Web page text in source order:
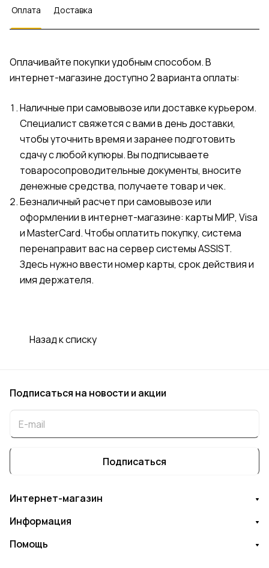
Оплата Доставка
Оплачивайте покупки удобным способом. В
интернет-магазине доступно 2 варианта оплаты:
Наличные при самовывозе или доставке курьером.
Специалист свяжется с вами в день доставки,
чтобы уточнить время и заранее подготовить
сдачу с любой купюры. Вы подписываете
товаросопроводительные документы, вносите
денежные средства, получаете товар и чек.
Безналичный расчет при самовывозе или
оформлении в интернет-магазине: карты МИР, Visa
и MasterCard. Чтобы оплатить покупку, система
перенаправит вас на сервер системы ASSIST.
Здесь нужно ввести номер карты, срок действия и
имя держателя.
Назад к списку
Подписаться на новости и акции
Подписаться
Интернет-магазин
Информация
Помощь